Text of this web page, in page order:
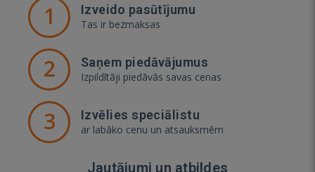
1 Izveido pasūtījumu
Tas ir bezmaksas
2 Saņem piedāvājumus
Izpildītāji piedāvās savas cenas
3 Izvēlies speciālistu
ar labāko cenu un atsauksmēm
Jautājumi un atbildes